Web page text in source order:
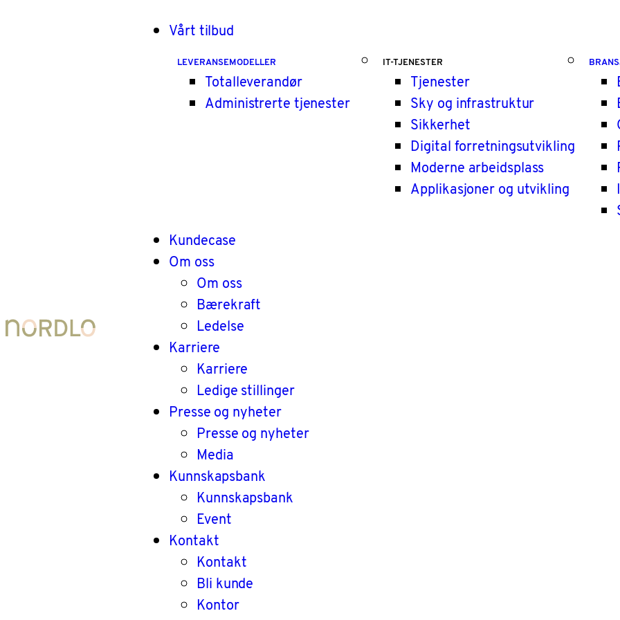
Vårt tilbud
LEVERANSEMODELLER
Totalleverandør
Administrerte tjenester
IT-TJENESTER
Tjenester
Sky og infrastruktur
Sikkerhet
Digital forretningsutvikling
Moderne arbeidsplass
Applikasjoner og utvikling
Kundecase
Om oss
Om oss
Bærekraft
Ledelse
Karriere
Karriere
Ledige stillinger
Presse og nyheter
Presse og nyheter
Media
Kunnskapsbank
Kunnskapsbank
Event
Kontakt
Kontakt
Bli kunde
Kontor